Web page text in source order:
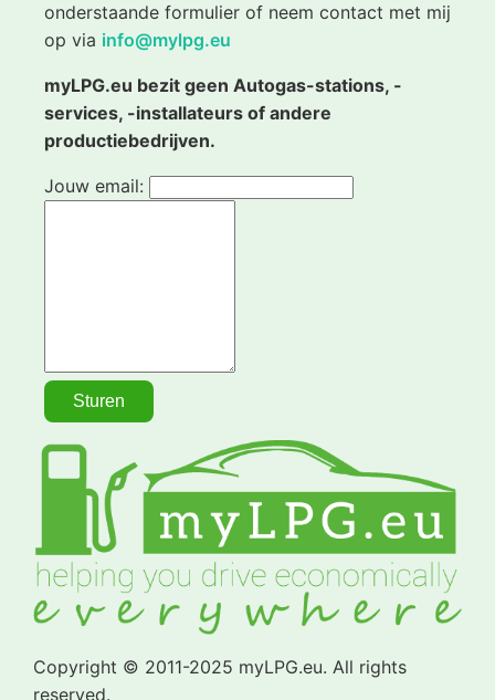
onderstaande formulier of neem contact met mij
op via info@mylpg.eu
myLPG.eu bezit geen Autogas-stations, -
services, -installateurs of andere
productiebedrijven.
Jouw email:
Copyright © 2011-2025 myLPG.eu. All rights
reserved.